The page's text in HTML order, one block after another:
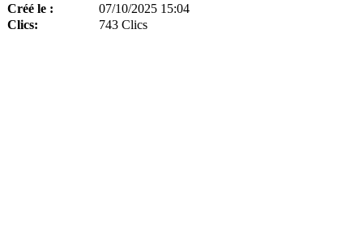
Créé le :
07/10/2025 15:04
Clics:
743 Clics